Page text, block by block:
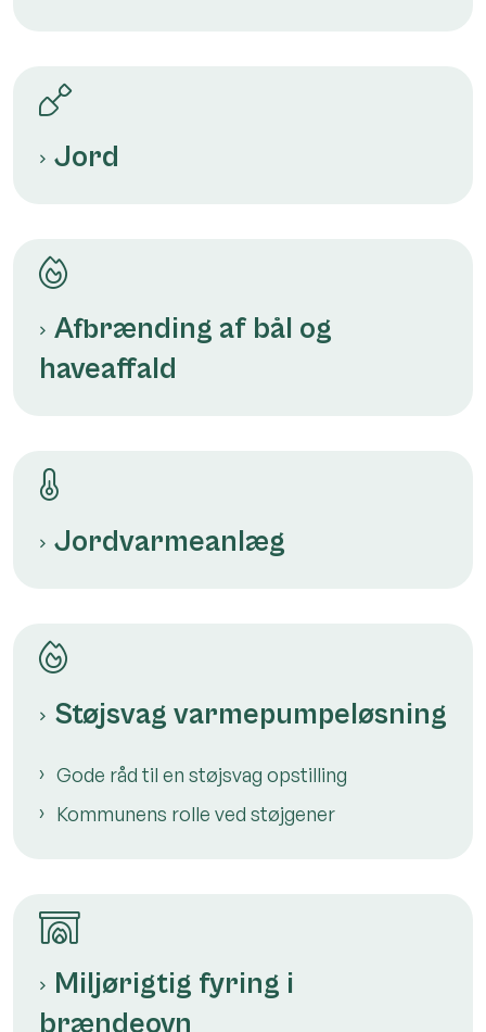
Jord
Afbrænding af bål og
haveaffald
Jordvarmeanlæg
Støjsvag varmepumpeløsning
Gode råd til en støjsvag opstilling
Kommunens rolle ved støjgener
Miljørigtig fyring i
brændeovn